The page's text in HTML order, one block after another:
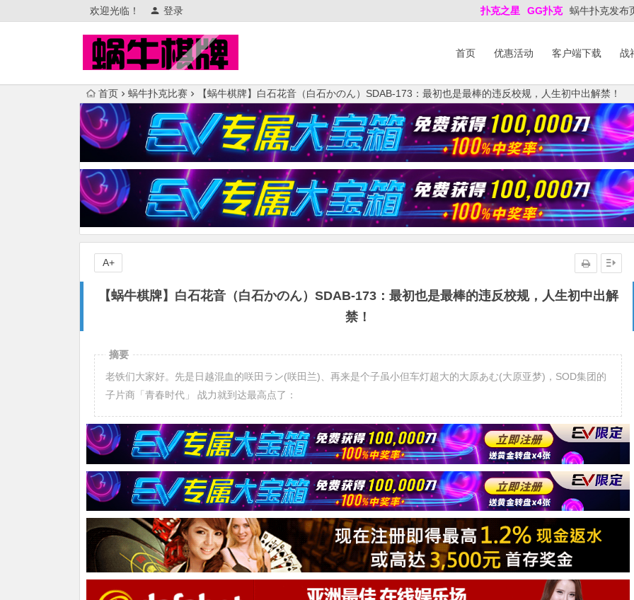
欢迎光临！ 登录 扑克之星 GG扑克 蜗牛扑克发布
首页 优惠活动 客户端下载 战
首页 蜗牛扑克比赛 【蜗牛棋牌】白石花音（白石かのん）SDAB-173：最初也是最棒的违反校规，人生初中出解禁！
【蜗牛棋牌】白石花音（白石かのん）SDAB-173：最初也是最棒的违反校规，人生初中出解
禁！
A+
摘要
老铁们大家好。先是日越混血的咲田ラン(咲田兰)、再来是个子虽小但车灯超大的大原あむ(大原亚梦)，SOD集团的
子片商「青春时代」 战力就到达最高点了：